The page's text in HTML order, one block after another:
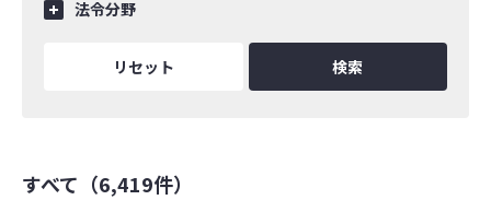
法令分野
リセット 検索
すべて（6,419件）